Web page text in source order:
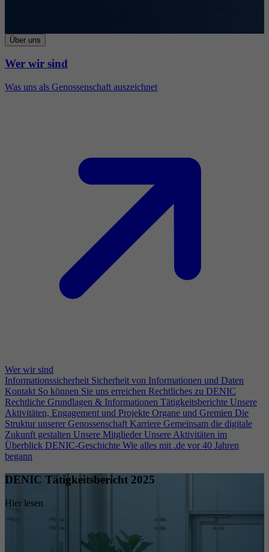
Über uns
Wer wir sind
Was uns als Genossenschaft auszeichnet
Wer wir sind
Informationssicherheit Sicherheit von Informationen und Daten
Kontakt So können Sie uns erreichen Rechtliches zu DENIC
Rechtliche Grundlagen & Informationen Tätigkeitsberichte Unsere
Aktivitäten, Engagement und Projekte Organe und Gremien Die
Struktur unserer Genossenschaft Karriere Gemeinsam die digitale
Zukunft gestalten Unsere Mitglieder Unsere Aktivitäten im
Überblick DENIC-Geschichte Wie alles mit .de vor 40 Jahren
begann
DENIC Tätigkeitsbericht 2025
Hier lesen